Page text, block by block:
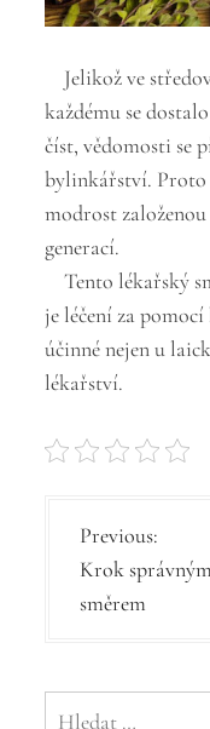
Jelikož ve
každému se
číst, vědomosti se
bylinkářství. Proto
modrost
generací.
Tento lékařský
je léčení za
účinné nejen u
lékařství.
N
a
v
Previous:
Krok správným
směrem
Vyhledávání